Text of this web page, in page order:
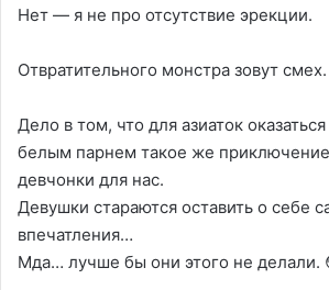
Нет — я не про отсутствие эрекции.
Отвратительного монстра зовут смех.
Дело в том, что для азиаток
белым парнем такое же
девчонки для нас.
Девушки стараются оставить о себе
впечатления…
Мда… лучше бы они этого не делали.